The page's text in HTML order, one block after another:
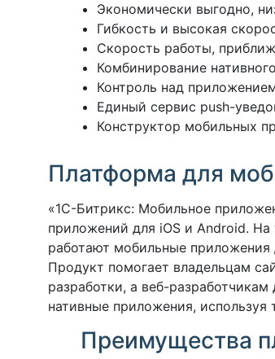
Экономически выгодно,
Гибкость и высокая
Скорость работы,
Комбинирование
Контроль над
Единый сервис push-
Конструктор мобильных
Платформа для
«1С-Битрикс: Мобильное
приложений для iOS и Android.
работают мобильные приложения
Продукт помогает владельцам
разработки, а веб-
нативные приложения, используя
Преимущества